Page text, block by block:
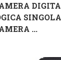
SINGOLA
...